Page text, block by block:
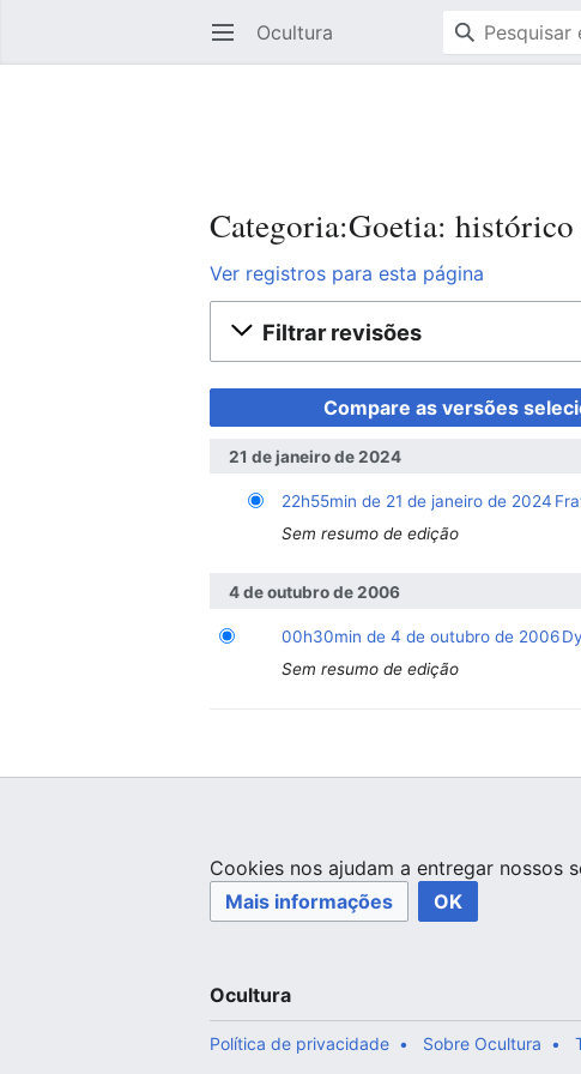
Abrir menu principal Ocultura
Categoria:Goetia: histórico
Ver registros para esta página
Filtrar revisões
21 de janeiro de 2024
22h55min de 21 de janeiro de 2024
Sem resumo de edição
4 de outubro de 2006
00h30min de 4 de outubro de 2006
Sem resumo de edição
Cookies nos ajudam a entregar nossos
Mais informações
OK
Ocultura
Política de privacidade Sobre Ocultura